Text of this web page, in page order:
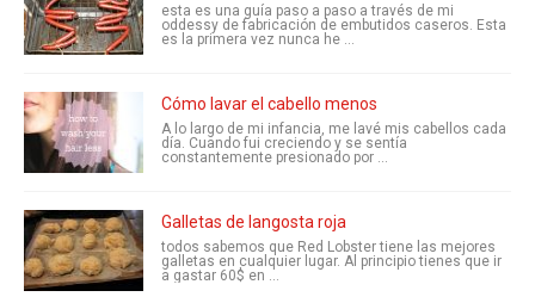
esta es una guía paso a paso a través de mi
oddessy de fabricación de embutidos caseros. Esta
es la primera vez nunca he ...
Cómo lavar el cabello menos
A lo largo de mi infancia, me lavé mis cabellos cada
día. Cuando fui creciendo y se sentía
constantemente presionado por ...
Galletas de langosta roja
todos sabemos que Red Lobster tiene las mejores
galletas en cualquier lugar. Al principio tienes que ir
a gastar 60$ en ...